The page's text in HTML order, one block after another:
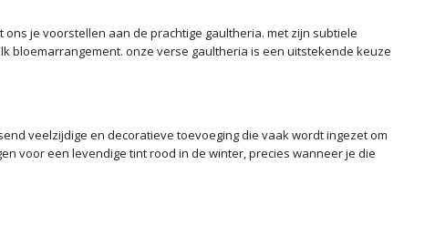
je voorstellen aan de prachtige gaultheria. met zijn subtiele
bloemarrangement. onze verse gaultheria is een uitstekende keuze
veelzijdige en decoratieve toevoeging die vaak wordt ingezet om
voor een levendige tint rood in de winter, precies wanneer je die